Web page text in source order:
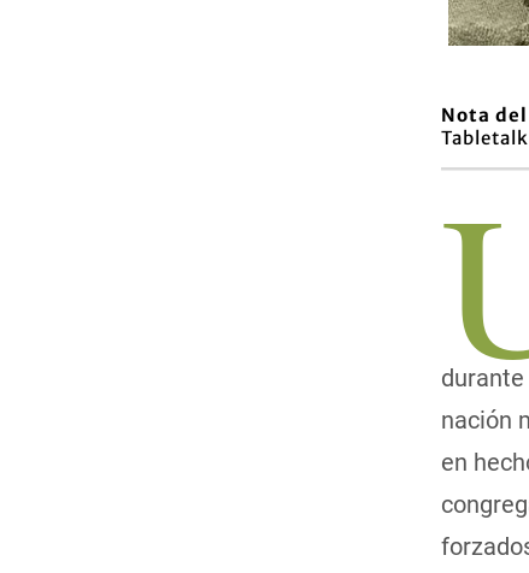
Nota
nación
en